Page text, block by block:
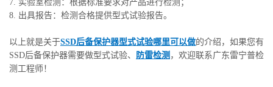
7. 实验室检测：根据标准要求对产品进行检测；
8. 出具报告：检测合格提供型式试验报告。
以上就是关于SSD后备保护器型式试验哪里可以做的介绍，如果您有
SSD后备保护器需要做型式试验、
防雷检测 ，欢迎联系广东雷宁普检
测工程师！